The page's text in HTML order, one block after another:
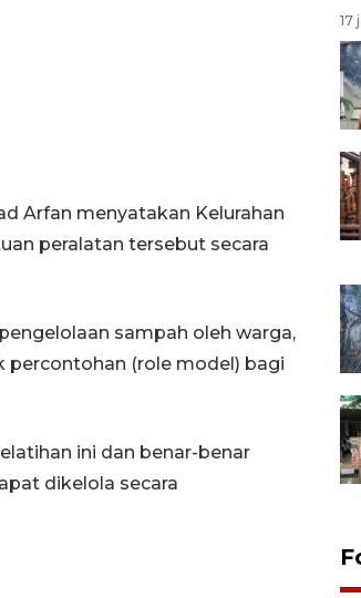
Arfan menyatakan Kelurahan
peralatan tersebut secara
sampah oleh warga,
percontohan (role model) bagi
ini dan benar-benar
dikelola secara
17